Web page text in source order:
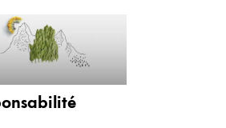
& Caraïbes
les pays et les langues
les pays et les langues
les pays et les langues